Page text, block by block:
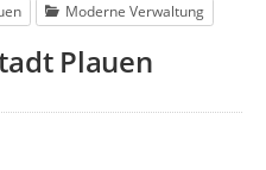
Moderne Verwaltung
Plauen